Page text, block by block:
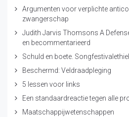
Argumenten voor verplichte
zwangerschap
Judith Jarvis Thomsons A
en becommentarieerd
Schuld en boete.
Beschermd: Veldraadpleging
5 lessen voor links
Een standaardreactie tegen alle
Maatschappijwetenschappen